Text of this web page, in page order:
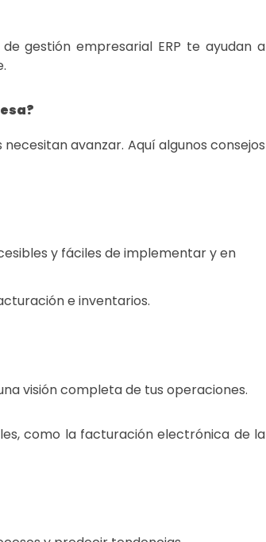
gestión empresarial ERP te ayudan a
avanzar. Aquí algunos consejos
y fáciles de implementar y en
e inventarios.
visión completa de tus operaciones.
como la facturación electrónica de la